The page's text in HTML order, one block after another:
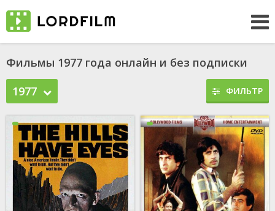
Фильмы 1977 года онлайн и без подписки
1977
ФИЛЬТР